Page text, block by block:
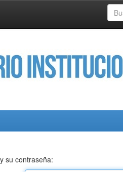
su contraseña: